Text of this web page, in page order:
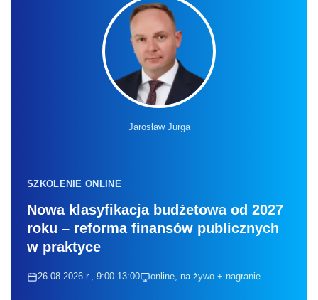
Jarosław Jurga
SZKOLENIE ONLINE
Nowa klasyfikacja budżetowa od 2027
roku – reforma finansów publicznych
w praktyce
26.08.2026 r., 9:00-13:00 online, na żywo + nagranie